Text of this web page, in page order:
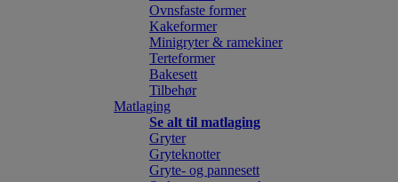
Ovnsfaste former
Kakeformer
Minigryter & ramekiner
Terteformer
Bakesett
Tilbehør
Matlaging
Se alt til matlaging
Gryter
Gryteknotter
Gryte- og pannesett